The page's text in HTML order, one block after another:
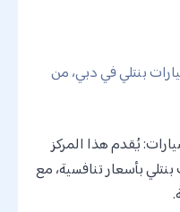
بنتلي في دبي، من
يُقدم هذا المركز
بأسعار تنافسية، مع